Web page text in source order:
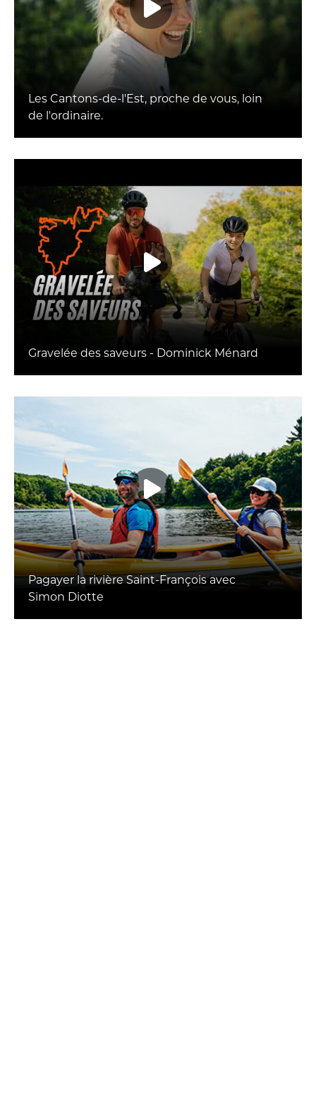
Les Cantons-de-l'Est, proche de vous, loin
de l'ordinaire.
Gravelée des saveurs - Dominick Ménard
Pagayer la rivière Saint-François avec
Simon Diotte